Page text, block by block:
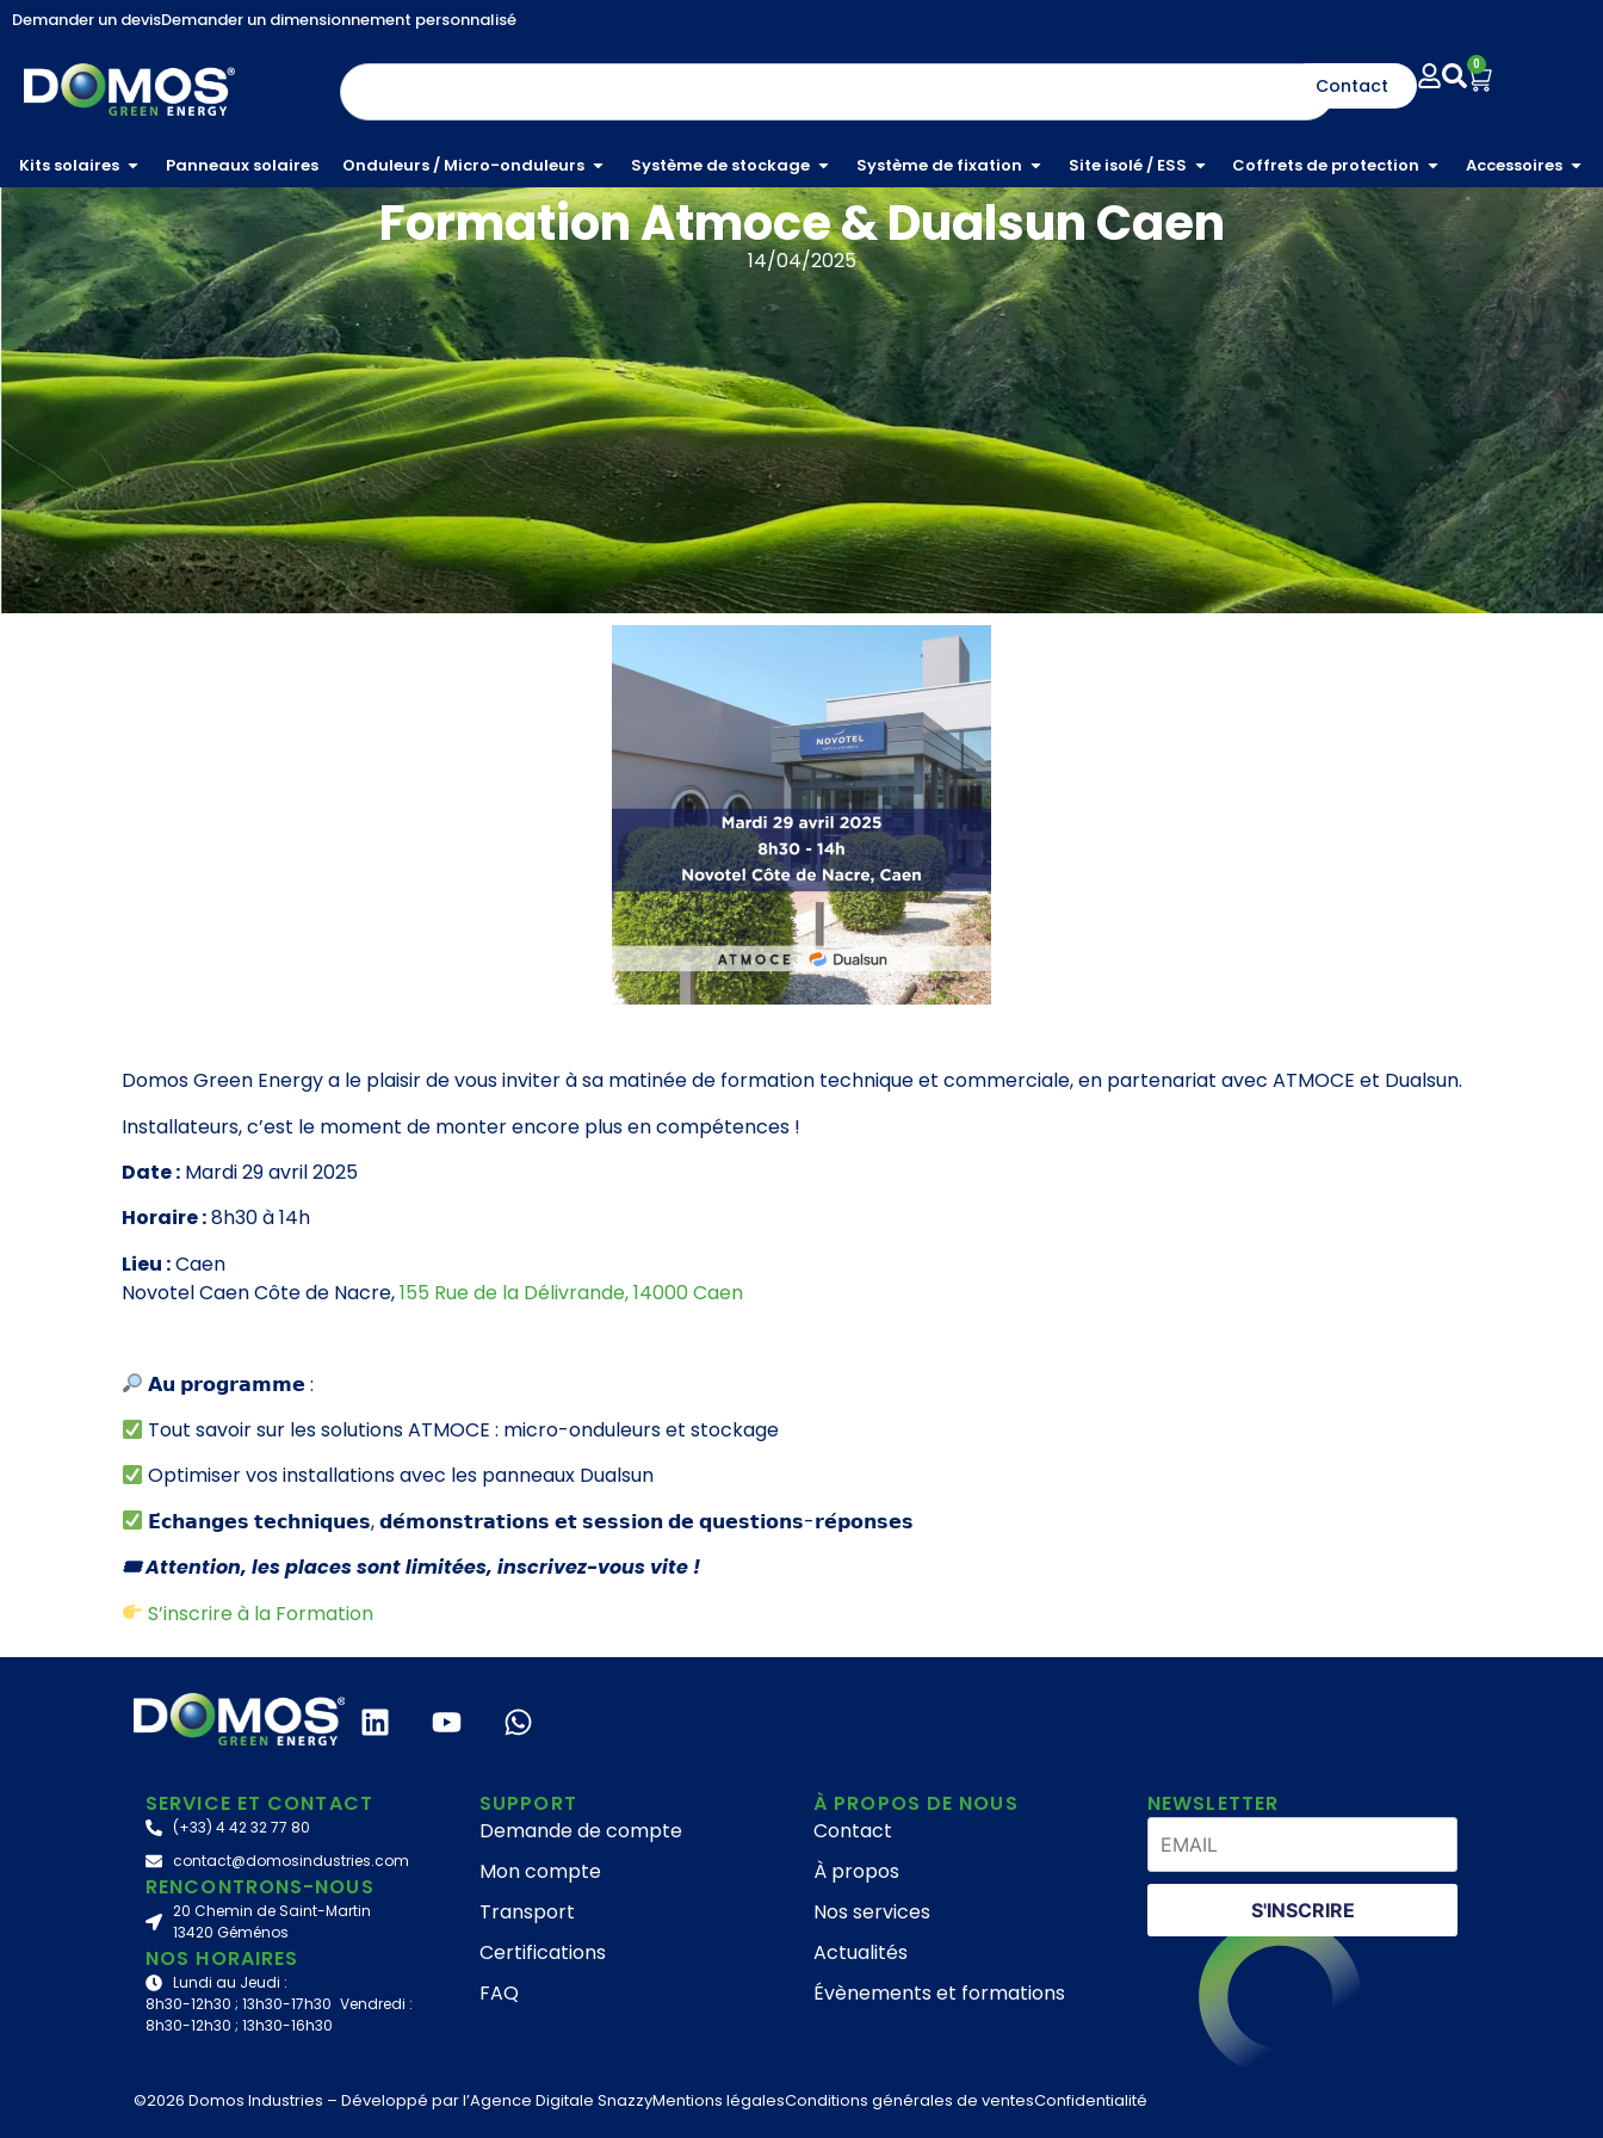
Demander un devisDemander un dimensionnement personnalisé
Contact
0
Kits solaires Panneaux solaires Onduleurs / Micro-onduleurs Système de stockage Système de fixation Site isolé / ESS Coffrets de protection Accessoires
Formation Atmoce & Dualsun Caen
14/04/2025
Domos Green Energy a le plaisir de vous inviter à sa matinée de formation technique et commerciale, en partenariat avec ATMOCE et Dualsun.
Installateurs, c’est le moment de monter encore plus en compétences !
Date : Mardi 29 avril 2025
Horaire :8h30 à 14h
Lieu :Caen
Novotel Caen Côte de Nacre,155 Rue de la Délivrande, 14000 Caen
𝗔𝘂 𝗽𝗿𝗼𝗴𝗿𝗮𝗺𝗺𝗲 :
Tout savoir sur les solutions ATMOCE : micro-onduleurs et stockage
Optimiser vos installations avec les panneaux Dualsun
𝗘́𝗰𝗵𝗮𝗻𝗴𝗲𝘀 𝘁𝗲𝗰𝗵𝗻𝗶𝗾𝘂𝗲𝘀, 𝗱𝗲́𝗺𝗼𝗻𝘀𝘁𝗿𝗮𝘁𝗶𝗼𝗻𝘀 𝗲𝘁 𝘀𝗲𝘀𝘀𝗶𝗼𝗻 𝗱𝗲 𝗾𝘂𝗲𝘀𝘁𝗶𝗼𝗻𝘀-𝗿𝗲́𝗽𝗼𝗻𝘀𝗲𝘀
🎟 Attention, les places sont limitées, inscrivez-vous vite !
S’inscrire à la Formation
SERVICE ET CONTACT
(+33) 4 42 32 77 80
contact@domosindustries.com
RENCONTRONS-NOUS
20 Chemin de Saint-Martin
13420 Géménos
NOS HORAIRES
Lundi au Jeudi :
8h30-12h30 ; 13h30-17h30 Vendredi :
8h30-12h30 ; 13h30-16h30
SUPPORT
Demande de compte
Mon compte
Transport
Certifications
FAQ
À PROPOS DE NOUS
Contact
À propos
Nos services
Actualités
Évènements et formations
NEWSLETTER
S'INSCRIRE
©2026 Domos Industries – Développé parl’Agence Digitale SnazzyMentions légalesConditions générales de ventesConfidentialité